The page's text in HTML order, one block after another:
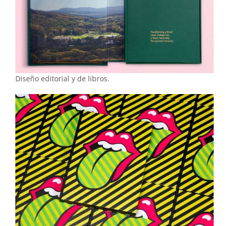
Diseño editorial y de libros.